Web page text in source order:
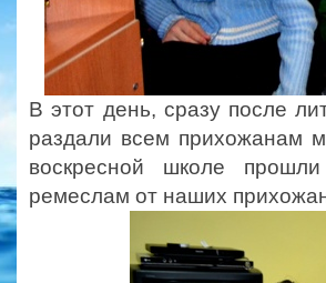
В этот день, сразу после
раздали всем прихожанам
воскресной школе
ремеслам от наших